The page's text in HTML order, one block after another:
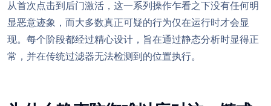
从首次点击到后门激活，这一系列操作乍看之下没有任何明
显恶意迹象，而大多数真正可疑的行为仅在运行时才会显
现。每个阶段都经过精心设计，旨在通过静态分析时显得正
常，并在传统过滤器无法检测到的位置执行。